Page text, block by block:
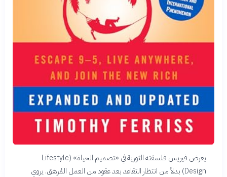
يعرض فيريس فلسفته الثورية في «تصميم الحياة» (Lifestyle
Design) بدلاً من انتظار التقاعد بعد عقود من العمل المُرهق. يروي